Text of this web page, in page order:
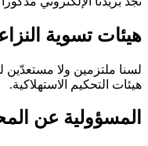
هيئات تسوية
لسنا ملتزمين ولا
هيئات التحكيم الاستهلاكية.
المسؤولية عن